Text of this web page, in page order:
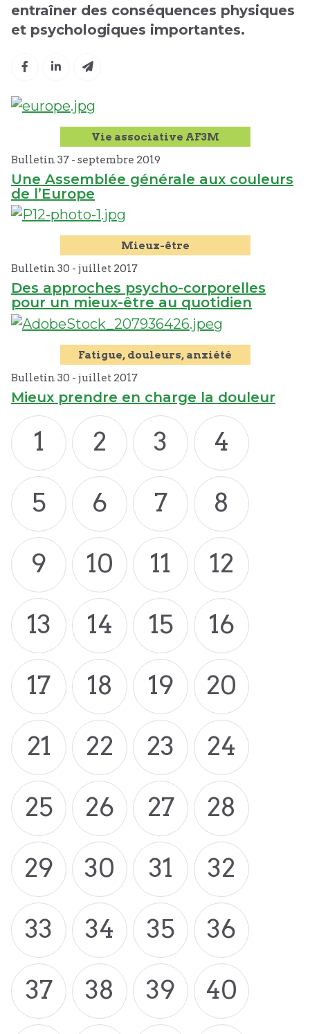
entraîner des conséquences physiques
et psychologiques importantes.
Vie associative AF3M
Bulletin 37 - septembre 2019
Une Assemblée générale aux couleurs
de l’Europe
Mieux-être
Bulletin 30 - juillet 2017
Des approches psycho-corporelles
pour un mieux-être au quotidien
Fatigue, douleurs, anxiété
Bulletin 30 - juillet 2017
Mieux prendre en charge la douleur
1 2 3
4
5
6 7
8
9
10 11
12
13
14 15
16
17
18 19
20
21
22 23
24
25
26 27
28
29
30 31
32
33
34 35
36
37
38 39 40